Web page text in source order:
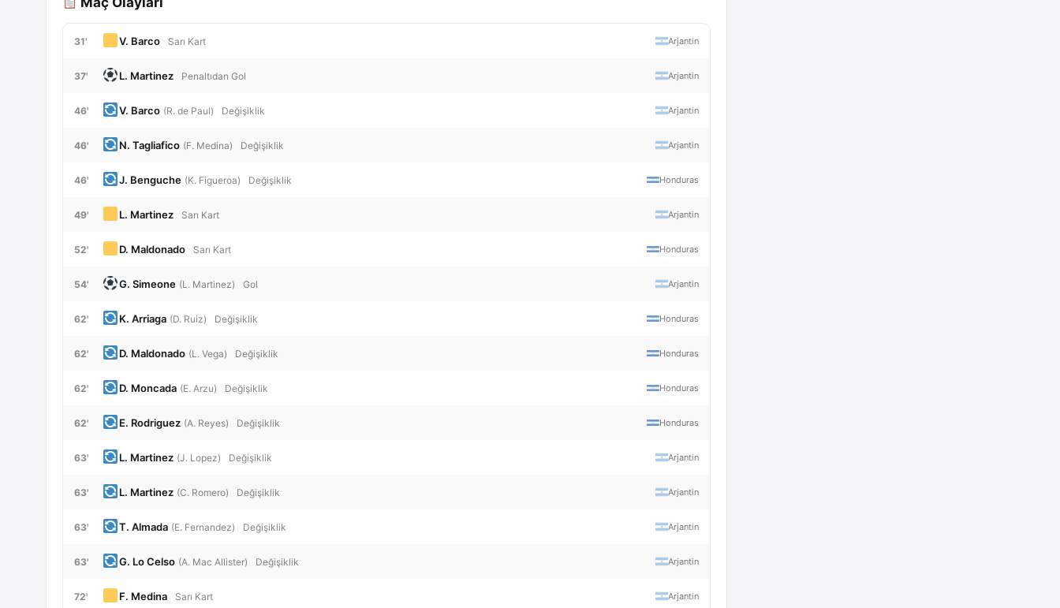
31' V. Barco Sarı Kart Arjantin
37' L. Martinez Penaltıdan Gol Arjantin
46' V. Barco (R. de Paul) Değişiklik Arjantin
46' N. Tagliafico (F. Medina) Değişiklik Arjantin
46' J. Benguche (K. Figueroa) Değişiklik Honduras
49' L. Martinez Sarı Kart Arjantin
52' D. Maldonado Sarı Kart Honduras
54' G. Simeone (L. Martinez) Gol Arjantin
62' K. Arriaga (D. Ruiz) Değişiklik Honduras
62' D. Maldonado (L. Vega) Değişiklik Honduras
62' D. Moncada (E. Arzu) Değişiklik Honduras
62' E. Rodriguez (A. Reyes) Değişiklik Honduras
63' L. Martinez (J. Lopez) Değişiklik Arjantin
63' L. Martinez (C. Romero) Değişiklik Arjantin
63' T. Almada (E. Fernandez) Değişiklik Arjantin
63' G. Lo Celso (A. Mac Allister) Değişiklik Arjantin
72' F. Medina Sarı Kart Arjantin